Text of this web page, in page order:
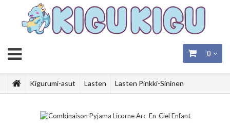
0
Kigurumi-asut Lasten Lasten Pinkki-Sininen